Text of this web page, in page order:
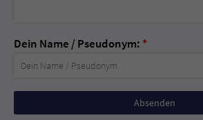
Dein Name / Pseudonym: *
Nicht
ausfüllen!